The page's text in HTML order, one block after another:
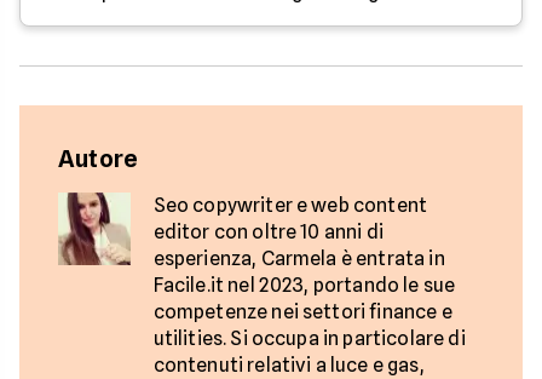
Autore
Seo copywriter e web content
editor con oltre 10 anni di
esperienza, Carmela è entrata in
Facile.it nel 2023, portando le sue
competenze nei settori finance e
utilities. Si occupa in particolare di
contenuti relativi a luce e gas,